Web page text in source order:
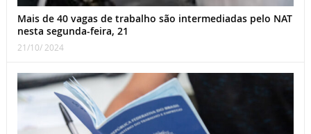
Mais de 40 vagas de trabalho são intermediadas pelo NAT
nesta segunda-feira, 21
21/10/ 2024